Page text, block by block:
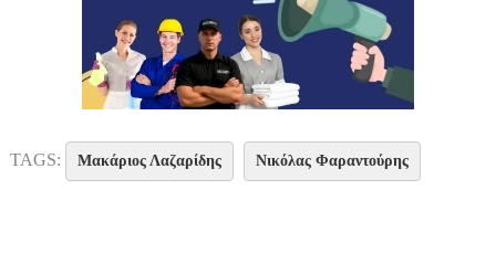
TAGS: Μακάριος Λαζαρίδης Νικόλας Φαραντούρης